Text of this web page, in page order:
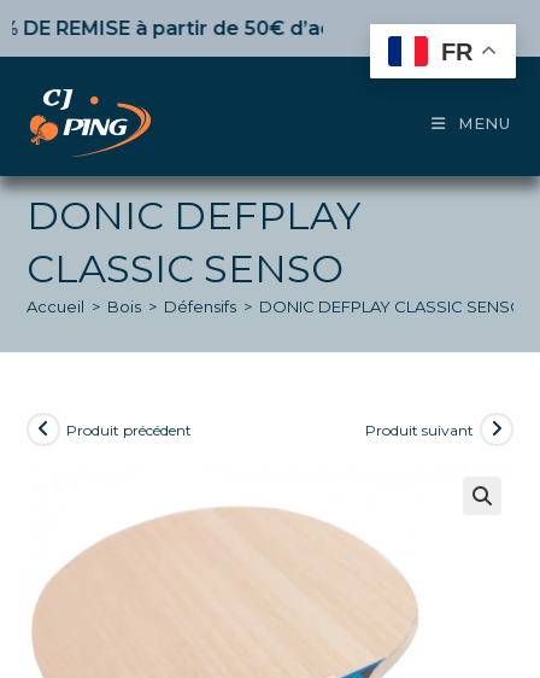
à partir de 50€ d’achat,10% dès 100€,15%
MENU
DONIC DEFPLAY
CLASSIC SENSO
Accueil > Bois > Défensifs > DONIC DEFPLAY CLASSIC SENSO
Produit précédent Produit suivant
FR